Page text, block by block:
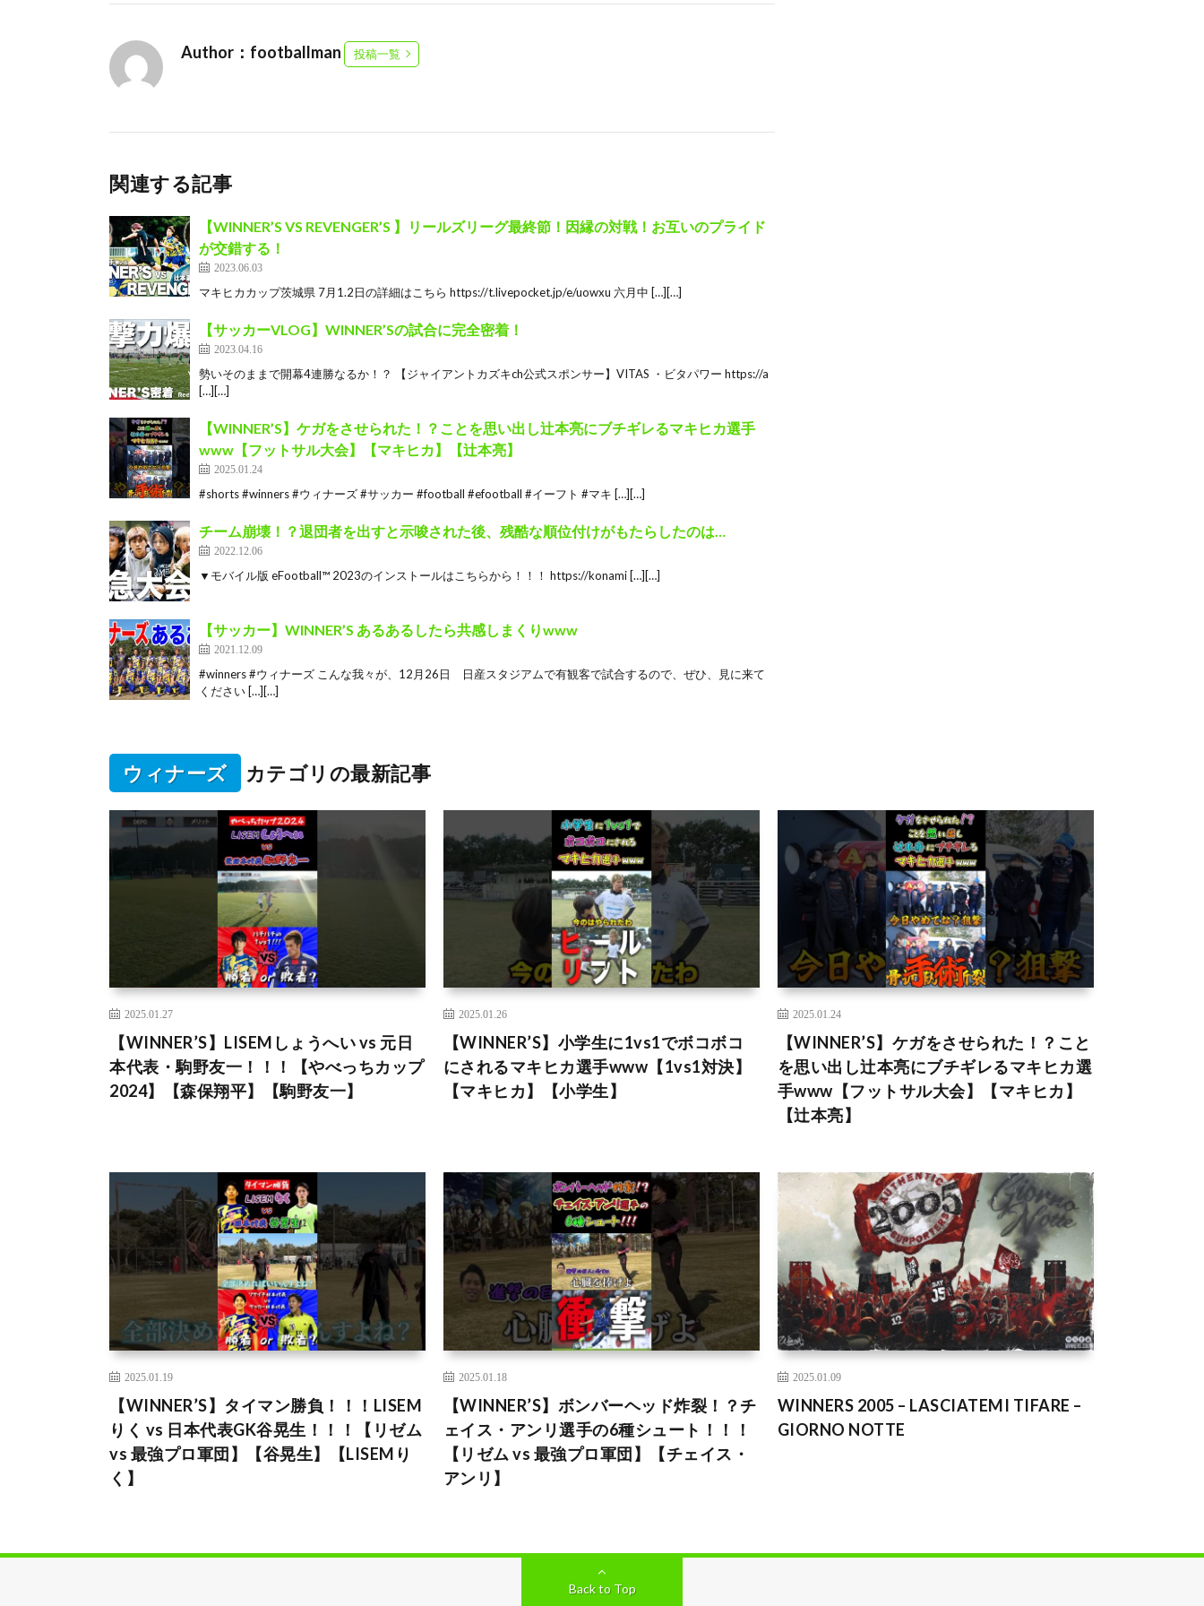
Author：footballman 投稿一覧
関連する記事
【WINNER’S VS REVENGER’S 】リールズリーグ最終節！因縁の対戦！お互いのプライド
が交錯する！
2023.06.03
マキヒカカップ茨城県 7月1.2日の詳細はこちら https://t.livepocket.jp/e/uowxu 六月中 […][…]
【サッカーVLOG】WINNER’Sの試合に完全密着！
2023.04.16
勢いそのままで開幕4連勝なるか！？ 【ジャイアントカズキch公式スポンサー】VITAS ・ビタパワー https://a
[…][…]
【WINNER’S】ケガをさせられた！？ことを思い出し辻本亮にブチギレるマキヒカ選手
www【フットサル大会】【マキヒカ】【辻本亮】
2025.01.24
#shorts #winners #ウィナーズ #サッカー #football #efootball #イーフト #マキ […][…]
チーム崩壊！？退団者を出すと示唆された後、残酷な順位付けがもたらしたのは…
2022.12.06
▼モバイル版 eFootball™ 2023のインストールはこちらから！！！ https://konami […][…]
【サッカー】WINNER’S あるあるしたら共感しまくりwww
2021.12.09
#winners #ウィナーズ こんな我々が、12月26日 日産スタジアムで有観客で試合するので、ぜひ、見に来て
ください […][…]
ウィナーズ カテゴリの最新記事
2025.01.27
【WINNER’S】LISEMしょうへい vs 元日
本代表・駒野友一！！！【やべっちカップ
2024】【森保翔平】【駒野友一】
2025.01.26
【WINNER’S】小学生に1vs1でボコボコ
にされるマキヒカ選手www【1vs1対決】
【マキヒカ】【小学生】
2025.01.24
【WINNER’S】ケガをさせられた！？こと
を思い出し辻本亮にブチギレるマキヒカ選
手www【フットサル大会】【マキヒカ】
【辻本亮】
2025.01.19
【WINNER’S】タイマン勝負！！！LISEM
りく vs 日本代表GK谷晃生！！！【リゼム
vs 最強プロ軍団】【谷晃生】【LISEMり
く】
2025.01.18
【WINNER’S】ボンバーヘッド炸裂！？チ
ェイス・アンリ選手の6種シュート！！！
【リゼム vs 最強プロ軍団】【チェイス・
アンリ】
2025.01.09
WINNERS 2005 – LASCIATEMI TIFARE –
GIORNO NOTTE
Back to Top